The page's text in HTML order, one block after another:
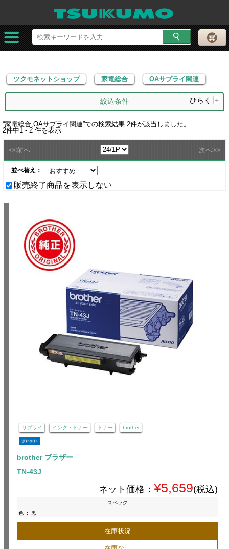
ツクモネットショップ 家電総合 OAサプライ関連
ツクモネットショップ 家電総合 OAサプライ関連
絞込条件 ひらく +
“家電総合,OAサプライ関連”での検索結果 2件が該当しました。
2件中1 - 2 件を表示
<<前へ 次へ>>
並べ替え：
販売終了商品を表示しない
サプライ インク・トナー トナー brother
送料無料
brother ブラザー
TN-43J
ネット価格： ¥5,659(税込)
スペック
色
: 黒
在庫状況